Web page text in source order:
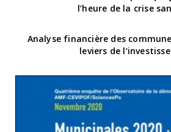
l’heure de la crise
Analyse financière des
leviers de